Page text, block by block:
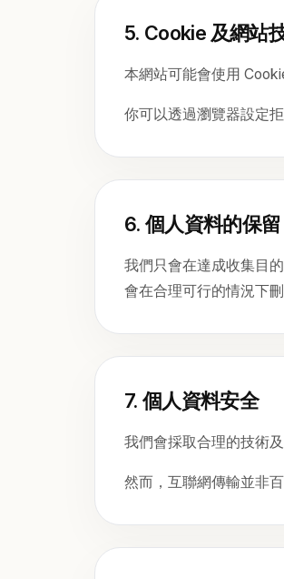
5. Cookie 及網站
本網站可能會使用
你可以透過瀏覽器設定
6. 個人資料的保留
我們只會在達成收集目
會在合理可行的情況下
7. 個人資料安全
我們會採取合理的技術
然而，互聯網傳輸並非